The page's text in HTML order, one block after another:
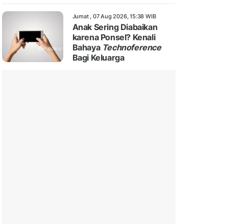
Jumat , 07 Aug 2026, 15:38 WIB
Anak Sering Diabaikan
karena Ponsel? Kenali
Bahaya Technoference
Bagi Keluarga